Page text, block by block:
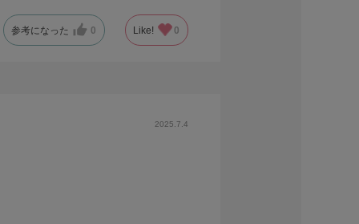
参考になった 0 Like! 0
2025.7.4